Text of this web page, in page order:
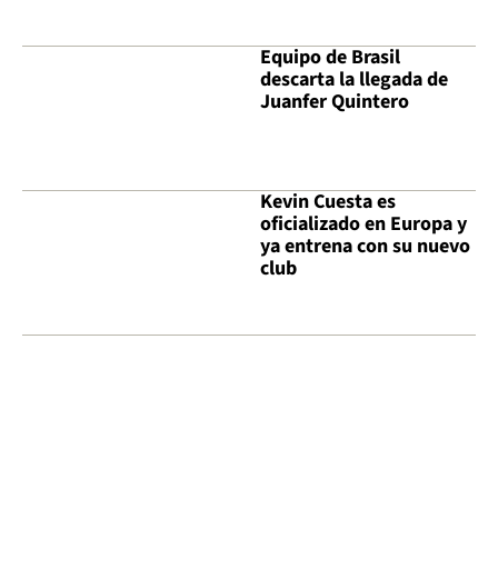
Equipo de Brasil
descarta la llegada de
Juanfer Quintero
Kevin Cuesta es
oficializado en Europa y
ya entrena con su nuevo
club